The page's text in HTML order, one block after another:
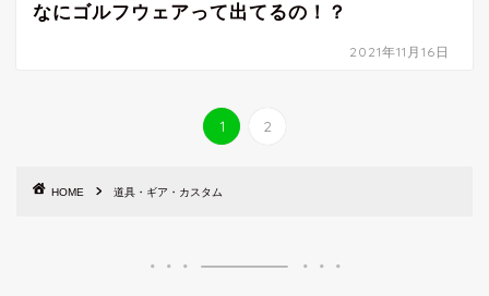
なにゴルフウェアって出てるの！？
2021年11月16日
1 2
HOME 道具・ギア・カスタム